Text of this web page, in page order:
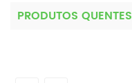
PRODUTOS QUENTES